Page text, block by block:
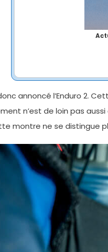
annoncé l’Enduro 2.
n’est de loin pas
montre ne se distingue